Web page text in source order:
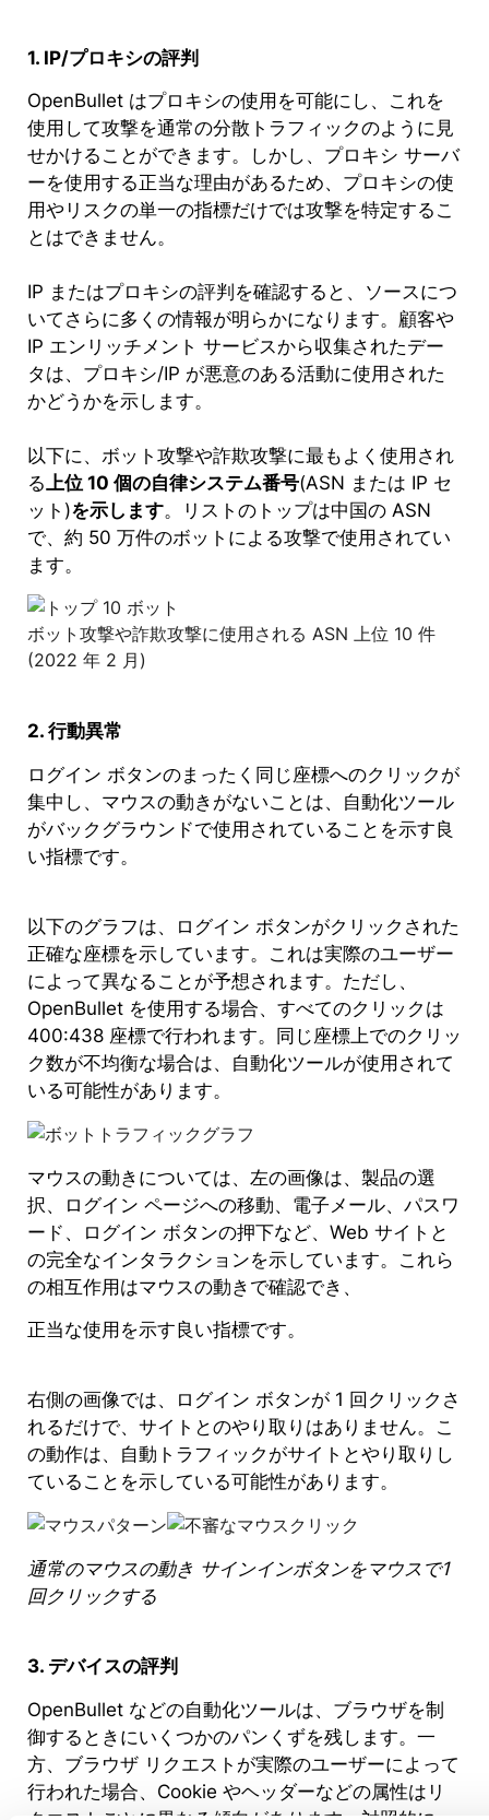
1. IP/プロキシの評判
OpenBullet はプロキシの使用を可能にし、これを
使用して攻撃を通常の分散トラフィックのように見
せかけることができます。しかし、プロキシ サーバ
ーを使用する正当な理由があるため、プロキシの使
用やリスクの単一の指標だけでは攻撃を特定するこ
とはできません。
IP またはプロキシの評判を確認すると、ソースにつ
いてさらに多くの情報が明らかになります。顧客や
IP エンリッチメント サービスから収集されたデー
タは、プロキシ/IP が悪意のある活動に使用された
かどうかを示します。
以下に、ボット攻撃や詐欺攻撃に最もよく使用され
る上位 10 個の自律システム番号(ASN または IP セ
ット)を示します。リストのトップは中国の ASN
で、約 50 万件のボットによる攻撃で使用されてい
ます。
ボット攻撃や詐欺攻撃に使用される ASN 上位 10 件
(2022 年 2 月)
2. 行動異常
ログイン ボタンのまったく同じ座標へのクリックが
集中し、マウスの動きがないことは、自動化ツール
がバックグラウンドで使用されていることを示す良
い指標です。
以下のグラフは、ログイン ボタンがクリックされた
正確な座標を示しています。これは実際のユーザー
によって異なることが予想されます。ただし、
OpenBullet を使用する場合、すべてのクリックは
400:438 座標で行われます。同じ座標上でのクリッ
ク数が不均衡な場合は、自動化ツールが使用されて
いる可能性があります。
マウスの動きについては、左の画像は、製品の選
択、ログイン ページへの移動、電子メール、パスワ
ード、ログイン ボタンの押下など、Web サイトと
の完全なインタラクションを示しています。これら
の相互作用はマウスの動きで確認でき、
正当な使用を示す良い指標です。
右側の画像では、ログイン ボタンが 1 回クリックさ
れるだけで、サイトとのやり取りはありません。こ
の動作は、自動トラフィックがサイトとやり取りし
ていることを示している可能性があります。
通常のマウスの動き サインインボタンをマウスで1
回クリックする
3. デバイスの評判
OpenBullet などの自動化ツールは、ブラウザを制
御するときにいくつかのパンくずを残します。一
方、ブラウザ リクエストが実際のユーザーによって
行われた場合、Cookie やヘッダーなどの属性はリ